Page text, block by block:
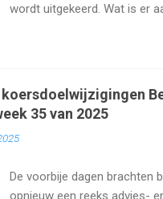
wordt uitgekeerd. Wat is er
uiteraard het dividend. Kan
35 van 2025
De voorbije dagen brachten
opnieuw een reeks advies-